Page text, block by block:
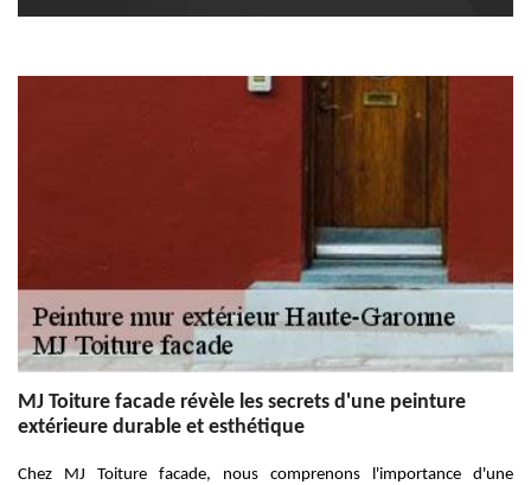
MJ Toiture facade révèle les secrets d'une peinture
extérieure durable et esthétique
Chez MJ Toiture facade, nous comprenons l'importance d'une